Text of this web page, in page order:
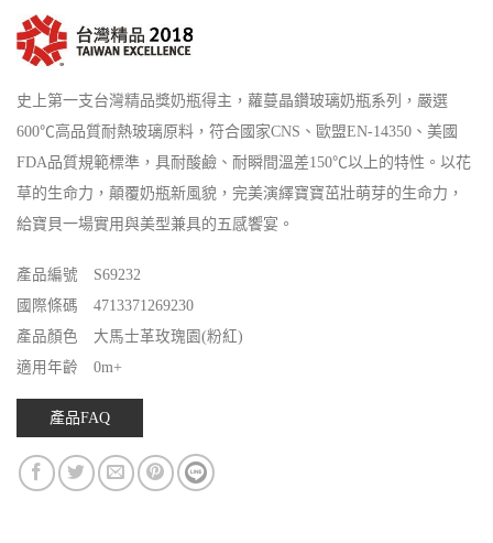
史上第一支台灣精品獎奶瓶得主，蘿蔓晶鑽玻璃奶瓶系列，嚴選
600℃高品質耐熱玻璃原料，符合國家CNS、歐盟EN-14350、美國
FDA品質規範標準，具耐酸鹼、耐瞬間溫差150℃以上的特性。以花
草的生命力，顛覆奶瓶新風貌，完美演繹寶寶茁壯萌芽的生命力，
給寶貝一場實用與美型兼具的五感饗宴。
產品編號 S69232
國際條碼 4713371269230
產品顏色 大馬士革玫瑰園(粉紅)
適用年齡 0m+
產品FAQ